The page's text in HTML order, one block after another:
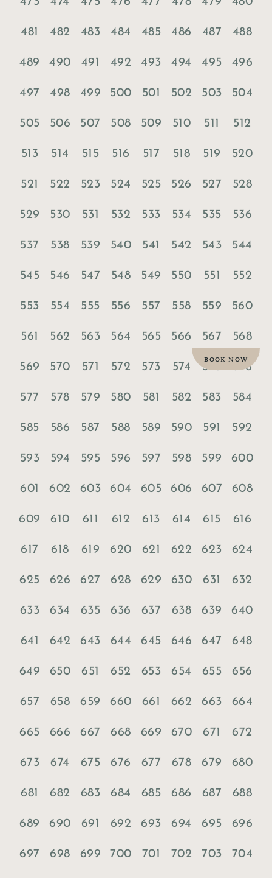
BOOK NOW
481 482 483 484 485 486 487 488
489 490 491 492 493 494 495 496
497 498 499 500 501 502 503 504
505 506 507 508 509 510 511 512
513 514 515 516 517 518 519 520
521 522 523 524 525 526 527 528
529 530 531 532 533 534 535 536
537 538 539 540 541 542 543 544
545 546 547 548 549 550 551 552
553 554 555 556 557 558 559 560
561 562 563 564 565 566 567 568
569 570 571 572 573 574 575 576
577 578 579 580 581 582 583 584
585 586 587 588 589 590 591 592
593 594 595 596 597 598 599 600
601 602 603 604 605 606 607 608
609 610 611 612 613 614 615 616
617 618 619 620 621 622 623 624
625 626 627 628 629 630 631 632
633 634 635 636 637 638 639 640
641 642 643 644 645 646 647 648
649 650 651 652 653 654 655 656
657 658 659 660 661 662 663 664
665 666 667 668 669 670 671 672
673 674 675 676 677 678 679 680
681 682 683 684 685 686 687 688
689 690 691 692 693 694 695 696
697 698 699 700 701 702 703 704